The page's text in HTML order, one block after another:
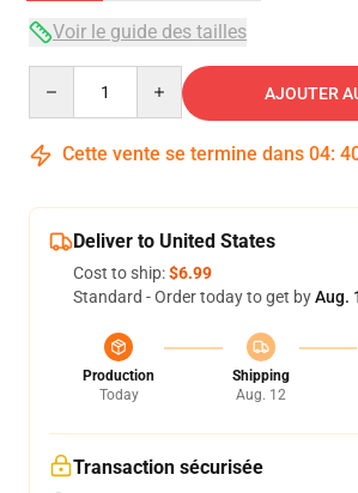
Voir le guide des tailles
AJOUTER
Cette vente se termine dans 04:
Deliver to United States
Cost to ship:$6.99
Standard - Order today to get byAug.
Production
Today
Shipping
Aug. 12
Transaction sécurisée